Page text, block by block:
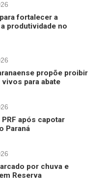
fortalecer a
produtividade no
propõe proibir
para abate
após capotar
Paraná
por chuva e
Reserva